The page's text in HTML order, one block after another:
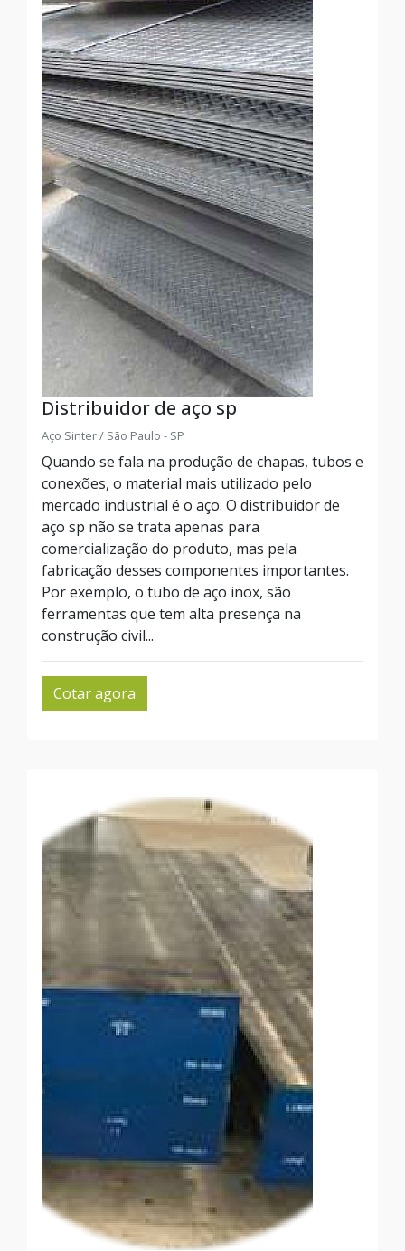
Distribuidor de aço sp
Aço Sinter / São Paulo - SP
Quando se fala na produção de chapas, tubos e
conexões, o material mais utilizado pelo
mercado industrial é o aço. O distribuidor de
aço sp não se trata apenas para
comercialização do produto, mas pela
fabricação desses componentes importantes.
Por exemplo, o tubo de aço inox, são
ferramentas que tem alta presença na
construção civil...
Cotar agora